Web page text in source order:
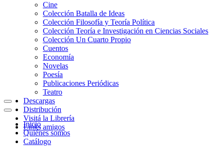
Cine
Colección Batalla de Ideas
Colección Filosofía y Teoría Política
Colección Teoría e Investigación en Ciencias Sociales
Colección Un Cuarto Propio
Cuentos
Economía
Novelas
Poesía
Publicaciones Periódicas
Teatro
Descargas
Distribución
Visitá la Librería
Links amigos
Menú
de
navegación
Menú
navegación
Inicio
Quiénes somos
Catálogo